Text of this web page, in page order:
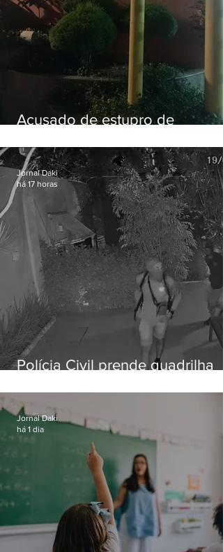
Acusado de estupro de
Polícia Civil prende quadrilha
residências de luxo no Rio
Jornal Daki
há 17 horas
Jornal Daki
há 1 dia